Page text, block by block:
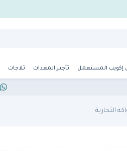
إكويب المستعمل تأجير المعدات ثلاجات
التجارية